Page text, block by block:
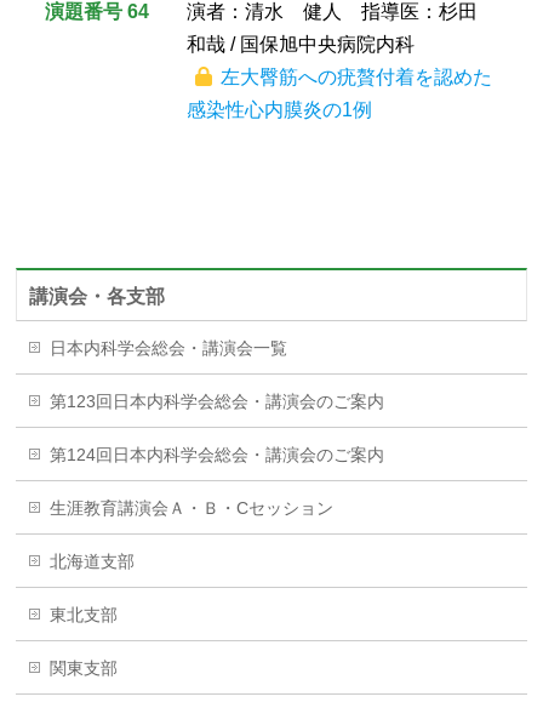
演題番号 64
演者：清水 健人 指導医：杉田
和哉 / 国保旭中央病院内科
左大臀筋への疣贅付着を認めた
感染性心内膜炎の1例
講演会・各支部
日本内科学会総会・講演会一覧
第123回日本内科学会総会・講演会のご案内
第124回日本内科学会総会・講演会のご案内
生涯教育講演会Ａ・Ｂ・Cセッション
北海道支部
東北支部
関東支部